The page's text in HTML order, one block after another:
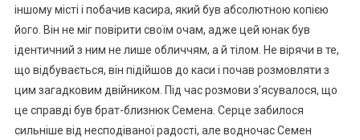
іншому місті і побачив касира, який був абсолютною копією
його. Він не міг повірити своїм очам, адже цей юнак був
ідентичний з ним не лише обличчям, а й тілом. Не вірячи в те,
що відбувається, він підійшов до каси і почав розмовляти з
цим загадковим двійником. Під час розмови з’ясувалося, що
це справді був брат-близнюк Семена. Серце забилося
сильніше від несподіваної радості, але водночас Семен